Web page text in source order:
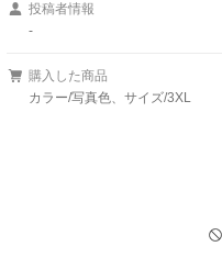
投稿者情報
-
購入した商品
カラー/写真色、サイズ/3XL